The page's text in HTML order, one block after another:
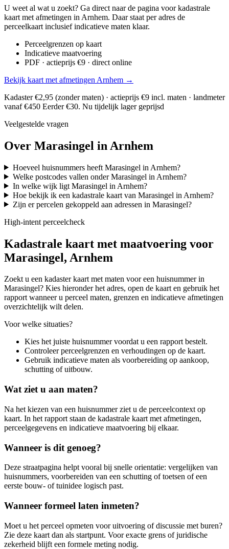
U weet al wat u zoekt? Ga direct naar de pagina voor kadastrale
kaart met afmetingen in Arnhem. Daar staat per adres de
perceelkaart inclusief indicatieve maten klaar.
Perceelgrenzen op kaart
Indicatieve maatvoering
PDF · actieprijs €9 · direct online
Bekijk kaart met afmetingen Arnhem →
Kadaster €2,95 (zonder maten) · actieprijs €9 incl. maten · landmeter
vanaf €450 Eerder €30. Nu tijdelijk lager geprijsd
Veelgestelde vragen
Over Marasingel in Arnhem
Hoeveel huisnummers heeft Marasingel in Arnhem?
Welke postcodes vallen onder Marasingel in Arnhem?
In welke wijk ligt Marasingel in Arnhem?
Hoe bekijk ik een kadastrale kaart van Marasingel in Arnhem?
Zijn er percelen gekoppeld aan adressen in Marasingel?
High-intent perceelcheck
Kadastrale kaart met maatvoering voor
Marasingel, Arnhem
Zoekt u een kadaster kaart met maten voor een huisnummer in
Marasingel? Kies hieronder het adres, open de kaart en gebruik het
rapport wanneer u perceel maten, grenzen en indicatieve afmetingen
overzichtelijk wilt delen.
Voor welke situaties?
Kies het juiste huisnummer voordat u een rapport bestelt.
Controleer perceelgrenzen en verhoudingen op de kaart.
Gebruik indicatieve maten als voorbereiding op aankoop,
schutting of uitbouw.
Wat ziet u aan maten?
Na het kiezen van een huisnummer ziet u de perceelcontext op
kaart. In het rapport staan de kadastrale kaart met afmetingen,
perceelgegevens en indicatieve maatvoering bij elkaar.
Wanneer is dit genoeg?
Deze straatpagina helpt vooral bij snelle orientatie: vergelijken van
huisnummers, voorbereiden van een schutting of toetsen of een
eerste bouw- of tuinidee logisch past.
Wanneer formeel laten inmeten?
Moet u het perceel opmeten voor uitvoering of discussie met buren?
Zie deze kaart dan als startpunt. Voor exacte grens of juridische
zekerheid blijft een formele meting nodig.